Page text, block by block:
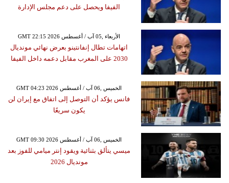
الفيفا ويحصل على دعم مجلس الإدارة
GMT 22:15 2026 الأربعاء ,05 آب / أغسطس
اتهامات تطال إنفانتينو بعرض نهائي مونديال
2030 على المغرب مقابل دعمه داخل الفيفا
GMT 04:23 2026 الخميس ,06 آب / أغسطس
فانس يؤكد أن التوصل إلى اتفاق مع إيران لن
يكون سريعًا
GMT 09:30 2026 الخميس ,06 آب / أغسطس
ميسي يتألق بثنائية ويقود إنتر ميامي للفوز بعد
مونديال 2026